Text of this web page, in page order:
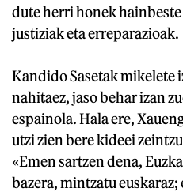
dute herri honek
justiziak eta erreparazioak.
Kandido Sasetak mikelete
nahitaez, jaso behar izan
espainola. Hala ere,
utzi zien bere kideei
«Emen sartzen dena,
bazera, mintzatu euskaraz;